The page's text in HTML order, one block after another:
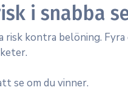
i snabba
risk kontra belöning.
se om du vinner.